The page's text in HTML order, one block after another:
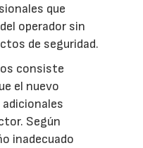
que
operador sin
de seguridad.
consiste
el nuevo
Según
inadecuado